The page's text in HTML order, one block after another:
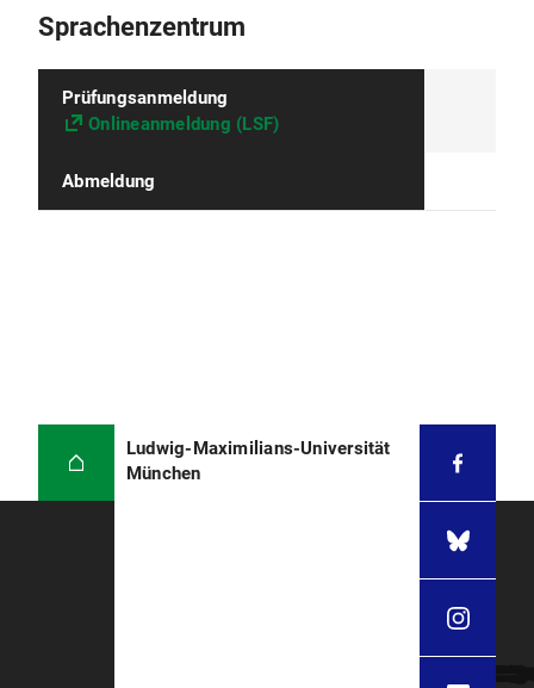
Sprachenzentrum
Prüfungsanmeldung
Onlineanmeldung (LSF)
Abmeldung
Ludwig-Maximilians-Universität
München